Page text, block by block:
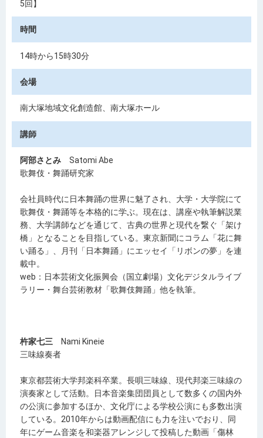
5回】
時間
14時から15時30分
会場
南大塚地域文化創造館、南大塚ホール
講師
阿部さとみ Satomi Abe
歌舞伎・舞踊研究家
会社員時代に日本舞踊の世界に魅了され、大学・大学院にて
歌舞伎・舞踊等を本格的に学ぶ。現在は、講座や執筆解説業
務、大学講師などを通じて、古典の世界と現代を繋ぐ「架け
橋」となることを目指している。東京新聞にコラム「花に舞
い踊る」、月刊「日本舞踊」にエッセイ「リボンの夢」を連
載中。
web：日本芸術文化振興会（国立劇場）文化デジタルライブ
ラリー・舞台芸術教材「歌舞伎舞踊」他を執筆。
杵家七三 Nami Kineie
三味線奏者
東京都芸術大学邦楽科卒業。長唄三味線、現代邦楽三味線の
演奏家として活動。日本音楽集団団員として数多くの国内外
の公演に参加するほか、文化庁による学校公演にも多数出演
している。2010年からは動画配信にも力を注いでおり、同
年にゲーム音楽を和楽器アレンジして投稿した動画「傷林